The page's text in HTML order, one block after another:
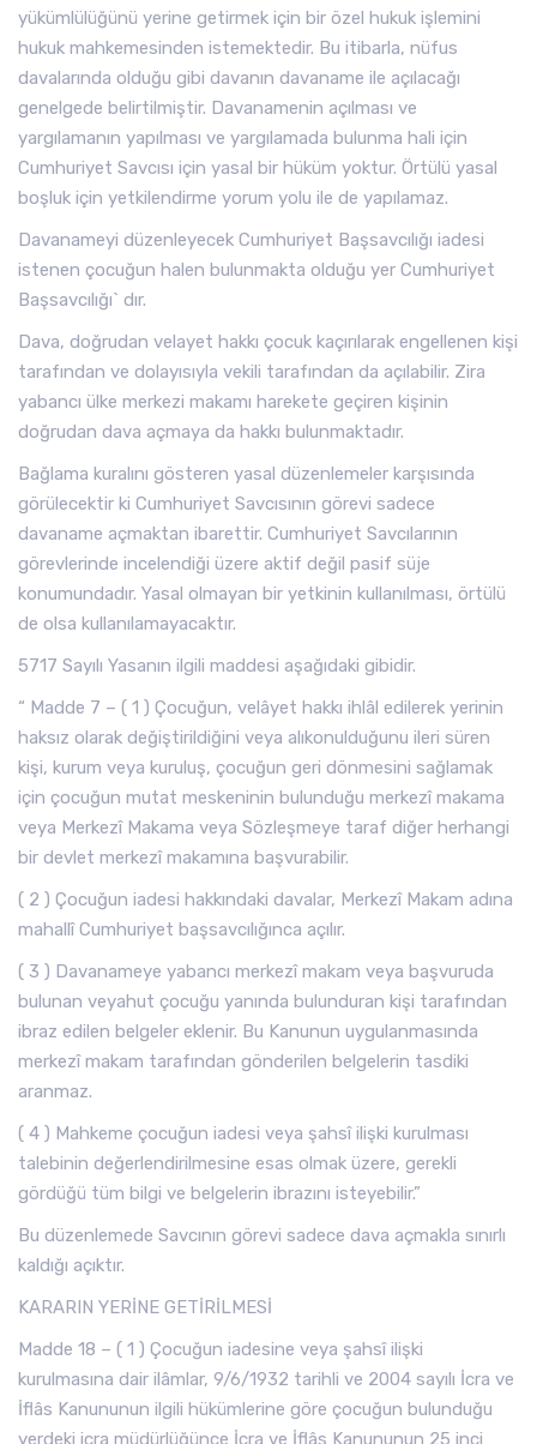
yükümlülüğünü yerine getirmek için bir özel hukuk işlemini
hukuk mahkemesinden istemektedir. Bu itibarla, nüfus
davalarında olduğu gibi davanın davaname ile açılacağı
genelgede belirtilmiştir. Davanamenin açılması ve
yargılamanın yapılması ve yargılamada bulunma hali için
Cumhuriyet Savcısı için yasal bir hüküm yoktur. Örtülü yasal
boşluk için yetkilendirme yorum yolu ile de yapılamaz.
Davanameyi düzenleyecek Cumhuriyet Başsavcılığı iadesi
istenen çocuğun halen bulunmakta olduğu yer Cumhuriyet
Başsavcılığı` dır.
Dava, doğrudan velayet hakkı çocuk kaçırılarak engellenen kişi
tarafından ve dolayısıyla vekili tarafından da açılabilir. Zira
yabancı ülke merkezi makamı harekete geçiren kişinin
doğrudan dava açmaya da hakkı bulunmaktadır.
Bağlama kuralını gösteren yasal düzenlemeler karşısında
görülecektir ki Cumhuriyet Savcısının görevi sadece
davaname açmaktan ibarettir. Cumhuriyet Savcılarının
görevlerinde incelendiği üzere aktif değil pasif süje
konumundadır. Yasal olmayan bir yetkinin kullanılması, örtülü
de olsa kullanılamayacaktır.
5717 Sayılı Yasanın ilgili maddesi aşağıdaki gibidir.
“ Madde 7 – ( 1 ) Çocuğun, velâyet hakkı ihlâl edilerek yerinin
haksız olarak değiştirildiğini veya alıkonulduğunu ileri süren
kişi, kurum veya kuruluş, çocuğun geri dönmesini sağlamak
için çocuğun mutat meskeninin bulunduğu merkezî makama
veya Merkezî Makama veya Sözleşmeye taraf diğer herhangi
bir devlet merkezî makamına başvurabilir.
( 2 ) Çocuğun iadesi hakkındaki davalar, Merkezî Makam adına
mahallî Cumhuriyet başsavcılığınca açılır.
( 3 ) Davanameye yabancı merkezî makam veya başvuruda
bulunan veyahut çocuğu yanında bulunduran kişi tarafından
ibraz edilen belgeler eklenir. Bu Kanunun uygulanmasında
merkezî makam tarafından gönderilen belgelerin tasdiki
aranmaz.
( 4 ) Mahkeme çocuğun iadesi veya şahsî ilişki kurulması
talebinin değerlendirilmesine esas olmak üzere, gerekli
gördüğü tüm bilgi ve belgelerin ibrazını isteyebilir.”
Bu düzenlemede Savcının görevi sadece dava açmakla sınırlı
kaldığı açıktır.
KARARIN YERİNE GETİRİLMESİ
Madde 18 – ( 1 ) Çocuğun iadesine veya şahsî ilişki
kurulmasına dair ilâmlar, 9/6/1932 tarihli ve 2004 sayılı İcra ve
İflâs Kanununun ilgili hükümlerine göre çocuğun bulunduğu
yerdeki icra müdürlüğünce İcra ve İflâs Kanununun 25 inci